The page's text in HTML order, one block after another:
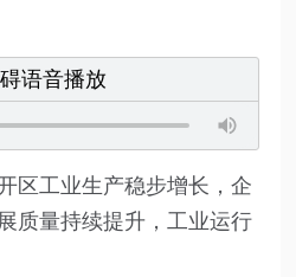
语音播放
区工业生产稳步增长，企
质量持续提升，工业运行